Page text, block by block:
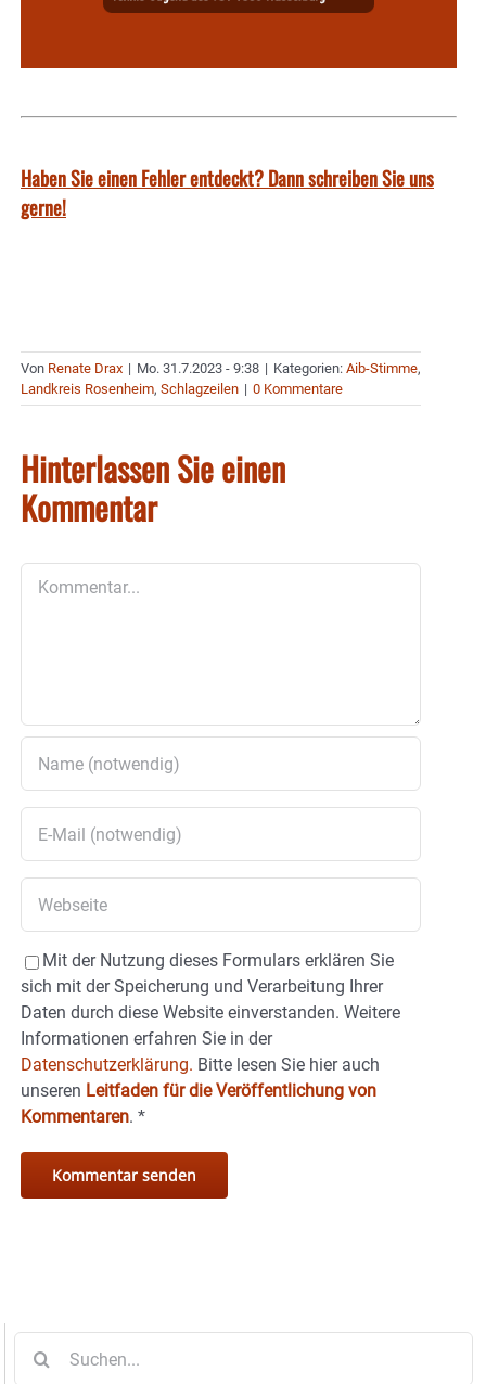
Haben Sie einen Fehler entdeckt? Dann schreiben Sie uns
gerne!
Von Renate Drax | Mo. 31.7.2023 - 9:38 | Kategorien: Aib-Stimme,
Landkreis Rosenheim, Schlagzeilen | 0 Kommentare
Hinterlassen Sie einen
Kommentar
Mit der Nutzung dieses Formulars erklären Sie
sich mit der Speicherung und Verarbeitung Ihrer
Daten durch diese Website einverstanden. Weitere
Informationen erfahren Sie in der
Datenschutzerklärung. Bitte lesen Sie hier auch
unseren Leitfaden für die Veröffentlichung von
Kommentaren. *
nach: